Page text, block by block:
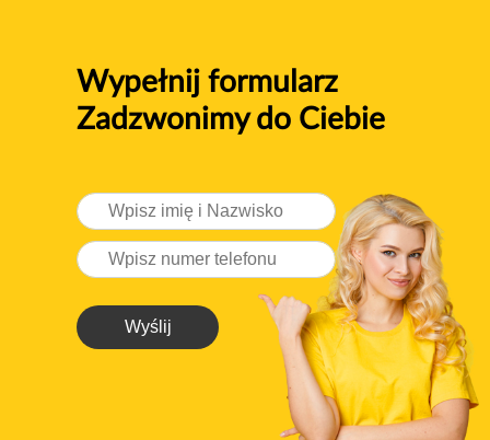
Wypełnij formularz
Zadzwonimy do Ciebie
Wyślij